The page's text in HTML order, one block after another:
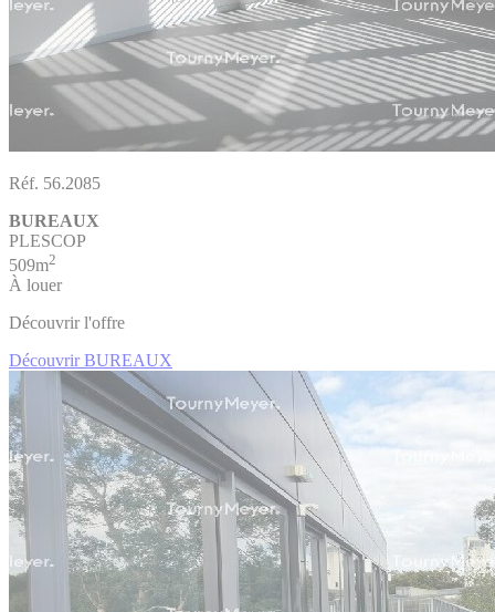
Réf. 56.2085
BUREAUX
PLESCOP
509m2
À louer
Découvrir l'offre
Découvrir BUREAUX